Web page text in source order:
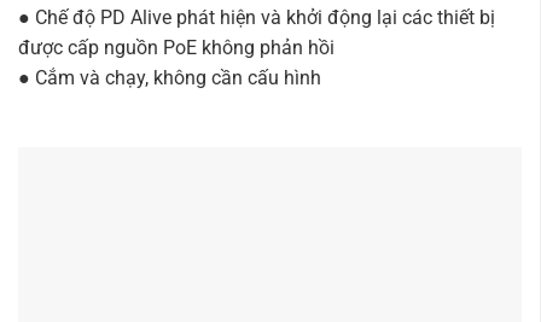
● Chế độ PD Alive phát hiện và khởi động lại các thiết bị
được cấp nguồn PoE không phản hồi
● Cắm và chạy, không cần cấu hình